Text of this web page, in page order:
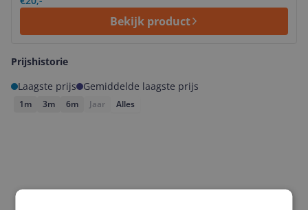
Bekijk product
Prijshistorie
Laagste prijs
Gemiddelde laagste prijs
1m 3m 6m Jaar Alles